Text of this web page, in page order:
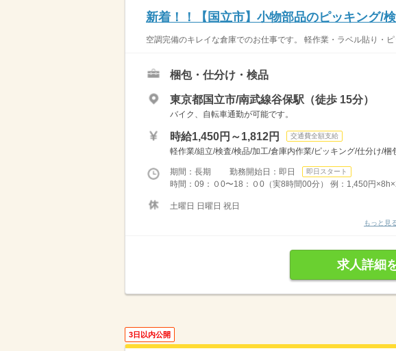
新着！！【国立市】小物部品のピッキング/
空調完備のキレイな倉庫でのお仕事です。 軽作業・ラベル貼り・
梱包・仕分け・検品
東京都国立市/南武線谷保駅（徒歩 15分）
バイク、自転車通勤が可能です。
時給1,450円～1,812円 交通費全額支給
軽作業/組立/検査/検品/加工/倉庫内作業/ピッキング/仕分け/梱
期間：長期 勤務開始日：即日 即日スタート
時間：09：０0〜18：０0（実8時間00分） 例：1,450円
土曜日 日曜日 祝日
もっと見
求人詳細
3日以内公開